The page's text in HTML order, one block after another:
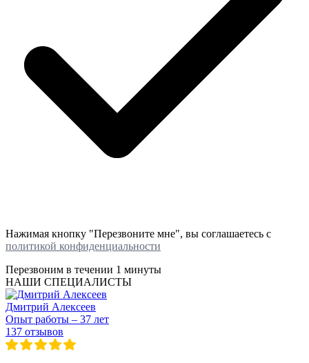
Нажимая кнопку "Перезвоните мне", вы соглашаетесь с
политикой конфиденциальности
Перезвоним в течении 1 минуты
НАШИ СПЕЦИАЛИСТЫ
Дмитрий Алексеев
Опыт работы – 37 лет
137 отзывов